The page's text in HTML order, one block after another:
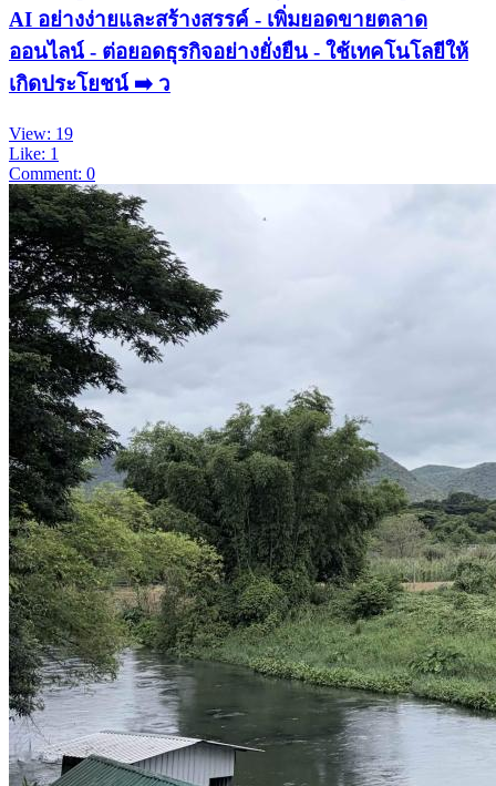
AI อย่างง่ายและสร้างสรรค์ - เพิ่มยอดขายตลาด
ออนไลน์ - ต่อยอดธุรกิจอย่างยั่งยืน - ใช้เทคโนโลยีให้
เกิดประโยชน์ ➡️ ว
View: 19
Like: 1
Comment: 0